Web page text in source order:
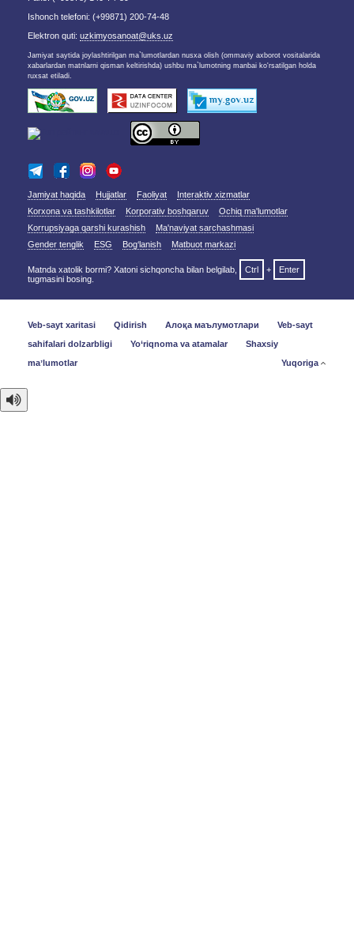
Ishonch telefoni: (+99871) 200-74-48
Elektron quti: uzkimyosanoat@uks.uz
Jamiyat saytida joylashtirilgan ma`lumotlardan nusxa olish (ommaviy axborot vositalarida
xabarlardan matnlarni qisman keltirishda) ushbu ma`lumotning manbai ko'rsatilgan holda
ruxsat etiladi.
Jamiyat haqida Hujjatlar Faoliyat
Interaktiv xizmatlar
Korxona va tashkilotlar
Korporativ boshqaruv
Ochiq ma'lumotlar
Korrupsiyaga qarshi kurashish
Ma'naviyat sarchashmasi
Gender tenglik
ESG Bog‘lanish Matbuot markazi
Matnda xatolik bormi? Xatoni sichqoncha bilan belgilab, Ctrl +
Enter
tugmasini bosing.
Veb-sayt xaritasi Qidirish Алоқа маълумотлари
Veb-sayt
sahifalari dolzarbligi
Yo‘riqnoma va atamalar
Shaxsiy
maʼlumotlar
Yuqoriga